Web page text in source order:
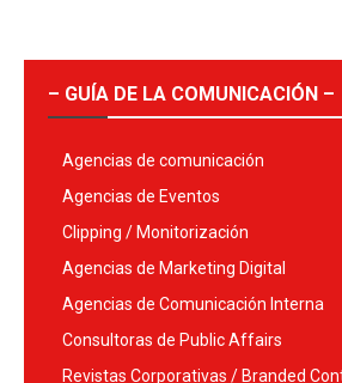
– GUÍA DE LA COMUNICACIÓN –
Agencias de comunicación
Agencias de Eventos
Clipping / Monitorización
Agencias de Marketing Digital
Agencias de Comunicación Interna
Consultoras de Public Affairs
Revistas Corporativas / Branded